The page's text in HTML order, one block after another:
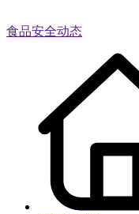
食品安全动态